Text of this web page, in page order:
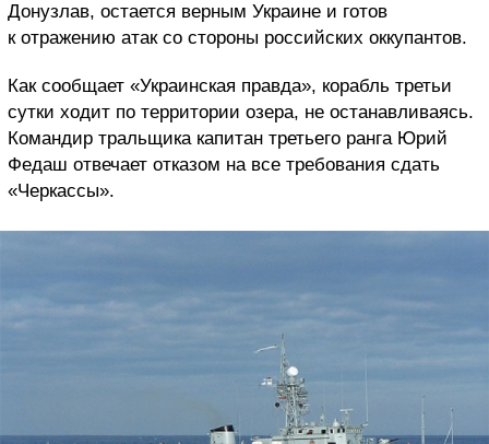
Донузлав, остается верным Украине и готов
к отражению атак со стороны российских оккупантов.
Как сообщает «Украинская правда», корабль третьи
сутки ходит по территории озера, не останавливаясь.
Командир тральщика капитан третьего ранга Юрий
Федаш отвечает отказом на все требования сдать
«Черкассы».